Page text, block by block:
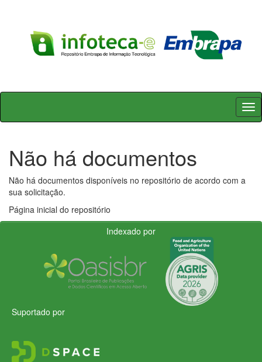
Skip
Não há documentos
Não há documentos disponíveis no repositório de acordo com a
sua solicitação.
Página inicial do repositório
Indexado por
Suportado por